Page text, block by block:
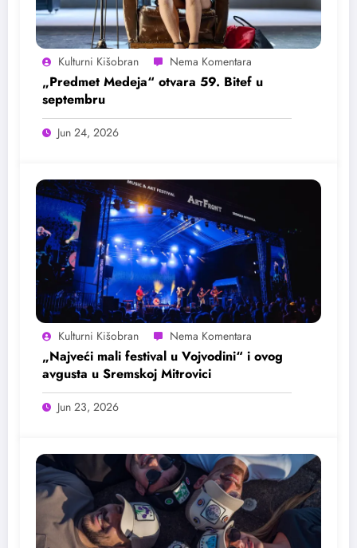
Kulturni Kišobran
„Predmet Medeja“ otvara 59. Bitef u
septembru
Jun 24, 2026
Kulturni Kišobran
„Najveći mali festival u Vojvodini“ i ovog
avgusta u Sremskoj Mitrovici
Jun 23, 2026